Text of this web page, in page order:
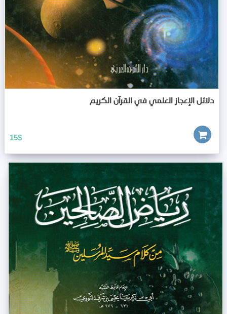
دلائل الإعجاز العلمي في القرآن الكريم
15$